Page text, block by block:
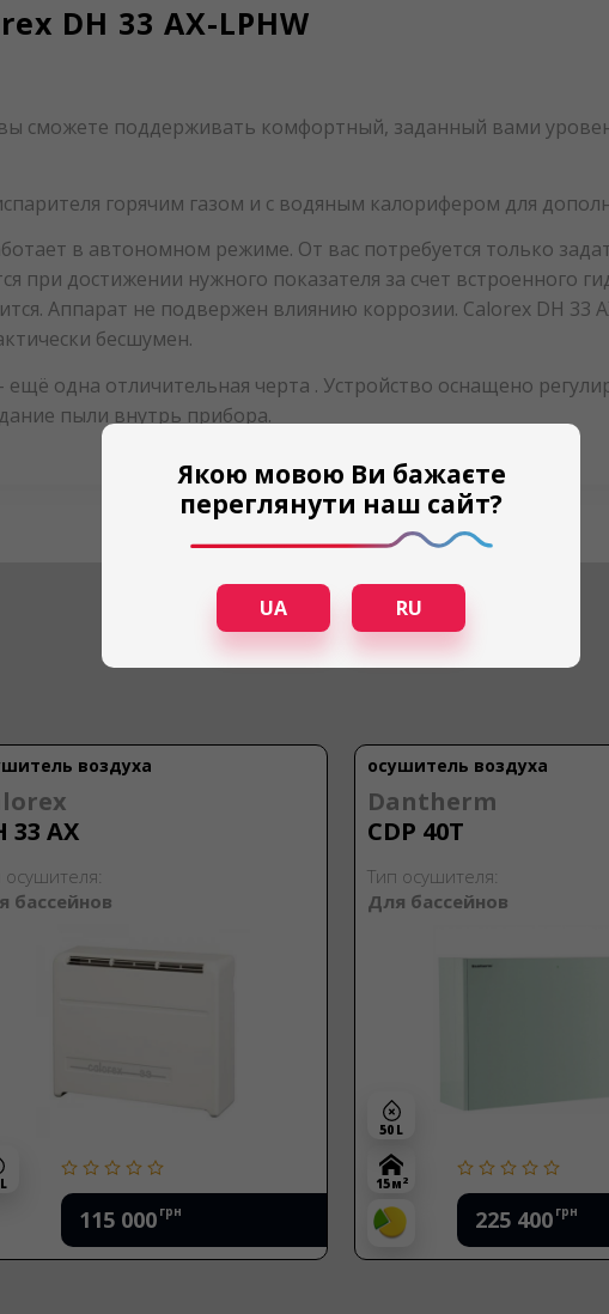
DH 33 AX-LPHW
сможете поддерживать комфортный, заданный вами
горячим газом и с водяным калорифером для
в автономном режиме. От вас потребуется только
при достижении нужного показателя за счет встроенного
Аппарат не подвержен влиянию коррозии. Calorex DH 33
бесшумен.
ещё одна отличительная черта . Устройство оснащено
пыли внутрь прибора.
воздуха
33 AX
осушителя:
бассейнов
115 000 грн
осушитель воздуха
Dantherm
CDP 40Т
Тип осушителя:
Для бассейнов
225 400 грн
50 L
15 м 2
Якою мовою Ви бажаєте
переглянути наш сайт?
UA RU